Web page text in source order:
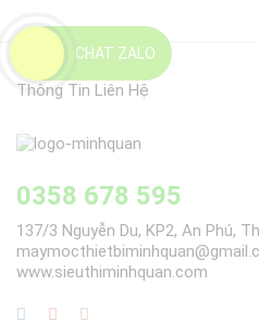
CHAT ZALO
Thông Tin Liên Hệ
0358 678 595
137/3 Nguyễn Du, KP2, An Phú,
www.sieuthiminhquan.com